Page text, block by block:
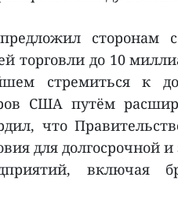
сторонам
торговли до 10
стремиться к
США путём
что
для долгосрочной
включая